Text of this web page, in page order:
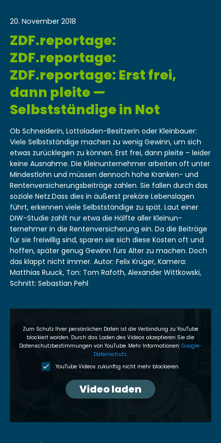
20. November 2018
ZDF.reportage:
ZDF.reportage:
ZDF.reportage: Erst frei,
dann pleite —
Selbstständige in Not
Ob Schnei­derin, Lot­to­laden-Besitzerin oder Klein­bauer:
Viele Selb­st­ständi­ge machen zu wenig Gewinn, um sich
etwas zurück­le­gen zu kön­nen. Erst frei, dann pleite – lei­der
keine Aus­nahme. Die Klei­n­un­ternehmer arbeit­en oft unter
Min­dest­lohn und müssen den­noch hohe Kranken- und
Renten­ver­sicherungs­beiträge zahlen. Sie fall­en durch das
soziale Netz.Dass dies in äußerst prekäre Lebensla­gen
führt, erken­nen viele Selb­st­ständi­ge zu spät. Laut ein­er
DIW-Studie zahlt nur etwa die Hälfte aller Klei­n­un­
ternehmer in die Renten­ver­sicherung ein. Da die Beiträge
für sie frei­willig sind, sparen sie sich diese Kosten oft und
hof­fen, später genug Gewinn fürs Alter zu machen. Doch
das klappt nicht immer. Autor: Felix Krüger, Kam­era:
Matthias Ruuck, Ton: Tom Rafoth, Alexan­der Wit­tkows­ki,
Schnitt: Sebas­t­ian Pehl
Zum Schutz Ihrer per­sön­lichen Dat­en ist die Verbindung zu YouTube
block­iert wor­den. Durch das Laden des Videos akzep­tieren Sie die
Daten­schutzbes­tim­mungen von YouTube. Mehr Infor­ma­tio­nen: Google-
Daten­schutz.
YouTube Videos zukün­ftig nicht mehr block­ieren.
Video laden